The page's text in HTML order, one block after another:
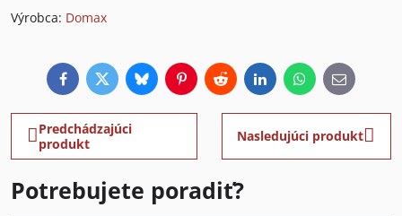
Výrobca: Domax
FacebookTwitterBlueskyPinterestRedditLinkedInWhatsApp
E-
mail
Predchádzajúci
produkt
Nasledujúci produkt
Potrebujete poradiť?